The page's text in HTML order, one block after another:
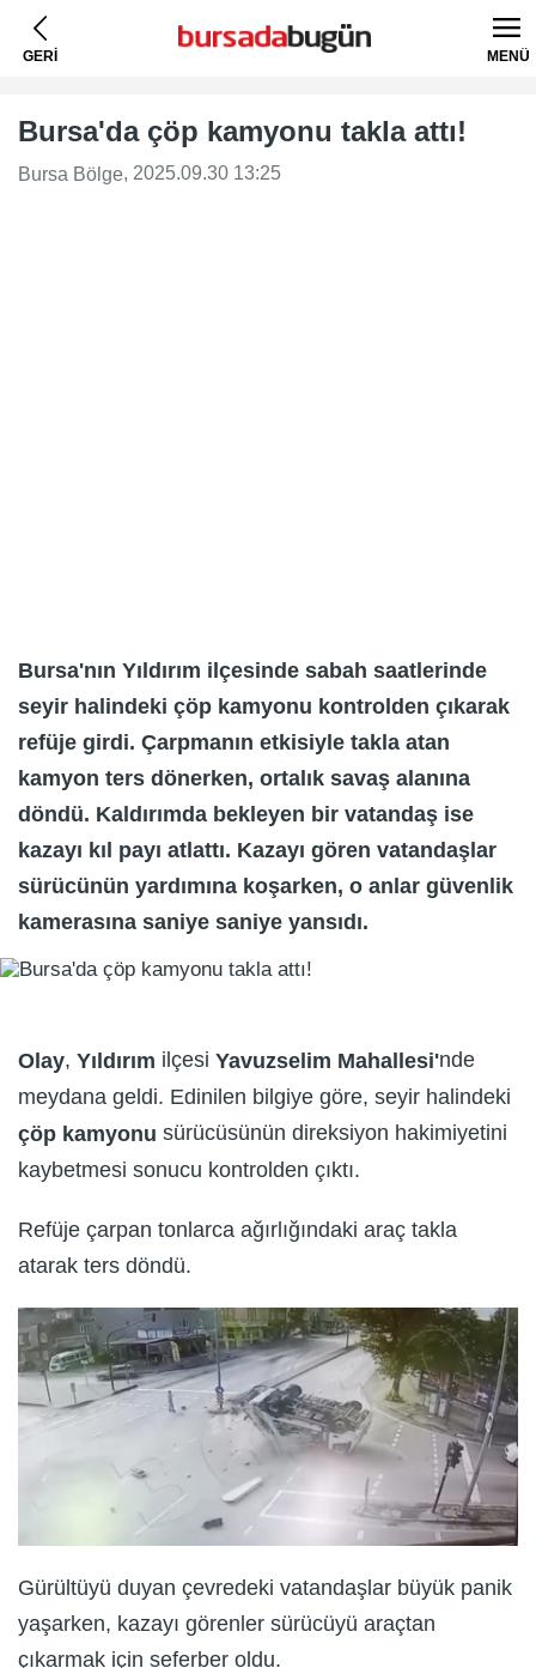
GERİ MENÜ
Bursa'da çöp kamyonu takla attı!
Bursa Bölge, 2025.09.30 13:25
Bursa'nın Yıldırım ilçesinde sabah saatlerinde
seyir halindeki çöp kamyonu kontrolden çıkarak
refüje girdi. Çarpmanın etkisiyle takla atan
kamyon ters dönerken, ortalık savaş alanına
döndü. Kaldırımda bekleyen bir vatandaş ise
kazayı kıl payı atlattı. Kazayı gören vatandaşlar
sürücünün yardımına koşarken, o anlar güvenlik
kamerasına saniye saniye yansıdı.
Olay, Yıldırım ilçesi Yavuzselim Mahallesi'nde
meydana geldi. Edinilen bilgiye göre, seyir halindeki
çöp kamyonu sürücüsünün direksiyon hakimiyetini
kaybetmesi sonucu kontrolden çıktı.
Refüje çarpan tonlarca ağırlığındaki araç takla
atarak ters döndü.
Gürültüyü duyan çevredeki vatandaşlar büyük panik
yaşarken, kazayı görenler sürücüyü araçtan
çıkarmak için seferber oldu.